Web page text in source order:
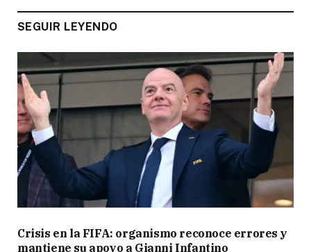
SEGUIR LEYENDO
Crisis en la FIFA: organismo reconoce errores y
mantiene su apoyo a Gianni Infantino